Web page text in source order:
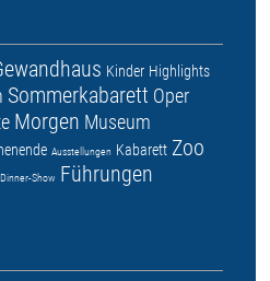
Kinder Highlights
Sommerkabarett Oper
Morgen Museum
Ausstellungen Kabarett Zoo
Dinner-Show Führungen